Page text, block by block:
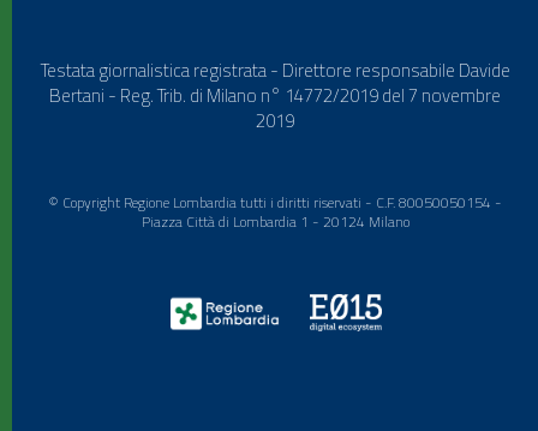
Testata giornalistica registrata - Direttore responsabile Davide
Bertani - Reg. Trib. di Milano n° 14772/2019 del 7 novembre
2019
© Copyright Regione Lombardia tutti i diritti riservati - C.F. 80050050154 -
Piazza Città di Lombardia 1 - 20124 Milano